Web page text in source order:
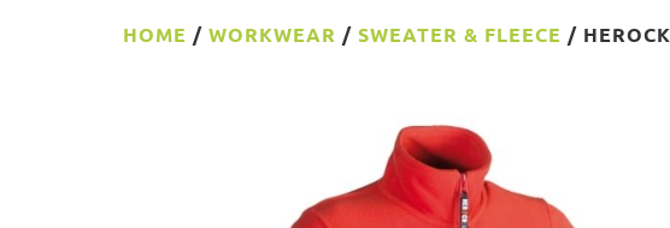
HOME / WORKWEAR / SWEATER & FLEECE /